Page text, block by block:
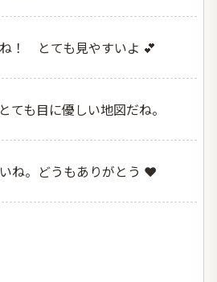
！ とても見やすいよ 💕
ても目に優しい地図だね。
ね。どうもありがとう ❤️